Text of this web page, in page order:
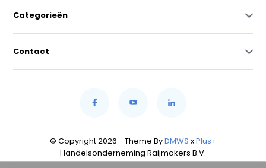
Categorieën
Contact
© Copyright 2026 - Theme ByDMWS xPlus+
Handelsonderneming Raijmakers B.V.